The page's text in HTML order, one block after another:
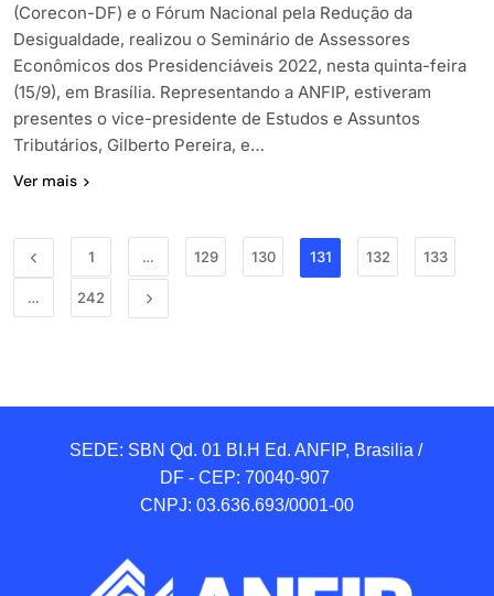
(Corecon-DF) e o Fórum Nacional pela Redução da
Desigualdade, realizou o Seminário de Assessores
Econômicos dos Presidenciáveis 2022, nesta quinta-feira
(15/9), em Brasília. Representando a ANFIP, estiveram
presentes o vice-presidente de Estudos e Assuntos
Tributários, Gilberto Pereira, e…
Ver mais
1 … 129 130 131 132 133
… 242
SEDE: SBN Qd. 01 BI.H Ed. ANFIP, Brasilia /
DF - CEP: 70040-907
CNPJ: 03.636.693/0001-00